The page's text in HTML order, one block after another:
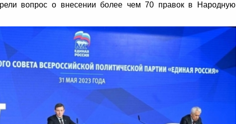
вопрос о внесении более чем 70 правок в Народную